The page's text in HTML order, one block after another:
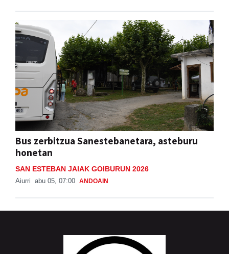
Bus zerbitzua Sanestebanetara, asteburu
honetan
SAN ESTEBAN JAIAK GOIBURUN 2026
Aiurri abu 05, 07:00 ANDOAIN